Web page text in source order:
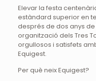
Elevar la festa
estàndard superior en
després de dos anys
organització dels Tres
orgullosos i satisfets
Equigest.
Per què neix Equigest?